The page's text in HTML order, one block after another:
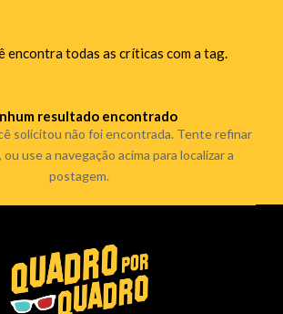
encontra todas as críticas com a tag.
resultado encontrado
solicitou não foi encontrada. Tente refinar
use a navegação acima para localizar a
postagem.